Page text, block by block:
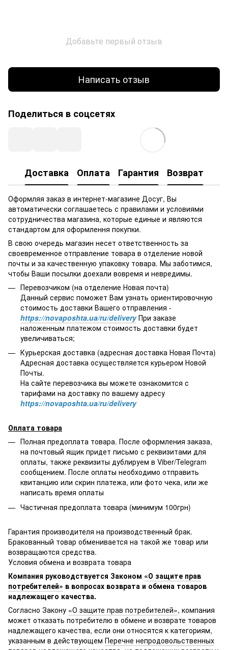
Добавьте первый отзыв
Написать отзыв
Поделиться в соцсетях
Доставка Оплата Гарантия Возврат
Оформляя заказ в интернет-магазине Досуг, Вы
автоматически соглашаетесь с правилами и условиями
сотрудничества магазина, которые единые и являются
стандартом для оформлення покупки.
В свою очередь магазин несет ответственность за
своевременное отправление товара в отделение новой
почты и за качественную упаковку товара. Мы заботимся,
чтобы Ваши посылки доехали вовремя и невредимы.
Перевозчиком (на отделение Новая почта)
Данный сервис поможет Вам узнать ориентировочную
стоимость доставки Вашего отправления -
https://novaposhta.ua/ru/deliveryПри заказе
наложенным платежом стоимость доставки будет
увеличиваться;
Курьерская доставка (адресная доставка Новая Почта)
Адресная доставка осуществляется курьером Новой
Почты.
На сайте перевозчика вы можете ознакомится с
тарифами на доставку по вашему адресу
https://novaposhta.ua/ru/delivery
Оплата товара
Полная предоплата товара. После оформления заказа,
на почтовый ящик придет письмо с реквизитами для
оплаты, также реквизиты дублируем в Viber/Telegram
сообщением. После оплаты необходимо отправить
квитанцию или скрин платежа, или фото чека, или же
написать время оплаты
Частичная предоплата товара (минимум 100грн)
Гарантия производителя на производственный брак.
Бракованный товар обменивается на такой же товар или
возвращаются средства.
Условия обмена и возврата товара
Компания руководствуется Законом «О защите прав
потребителей» в вопросах возврата и обмена товаров
надлежащего качества.
Согласно Закону «О защите прав потребителей», компания
может отказать потребителю в обмене и возврате товаров
надлежащего качества, если они относятся к категориям,
указанным в действующем Перечне непродовольственных